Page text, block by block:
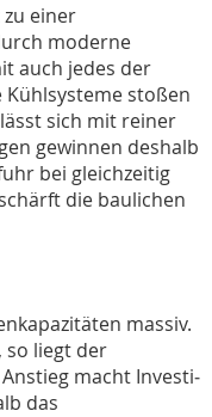
einer
moderne
auch jedes der
stoßen
sich mit reiner
gewinnen deshalb
bei gleichzeitig
die baulichen
massiv.
so liegt der
macht Investi­
das